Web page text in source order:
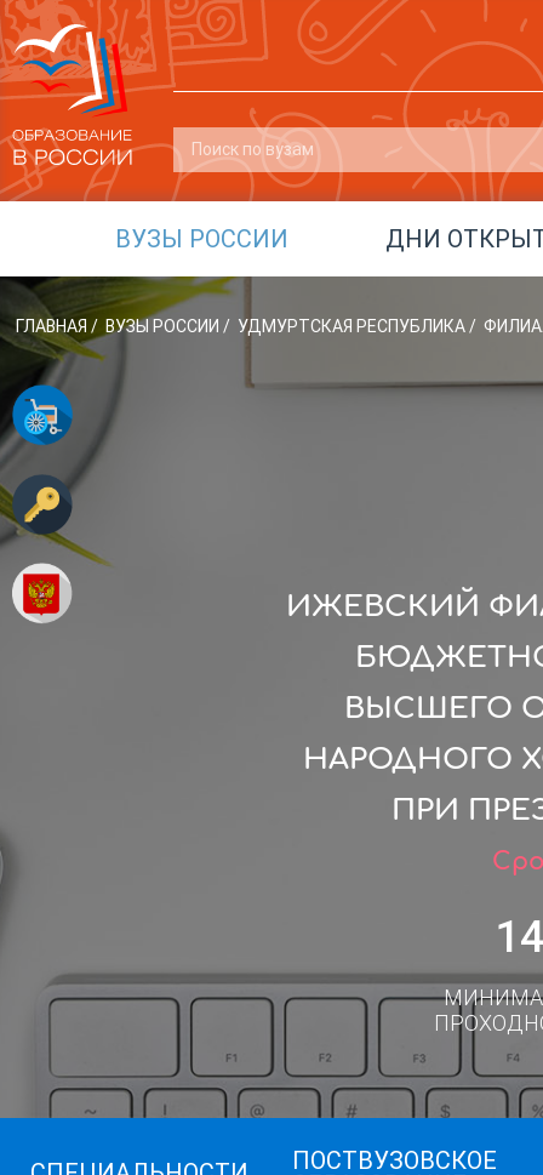
ВУЗЫ РОССИИ ДНИ
ГЛАВНАЯ / ВУЗЫ РОССИИ / УДМУРТСКАЯ РЕСПУБЛИКА/
ИЖЕВСКИЙ
ВЫСШЕГО
НАРОДНОГО
ПРИ
ПОСТВУЗОВСКОЕ